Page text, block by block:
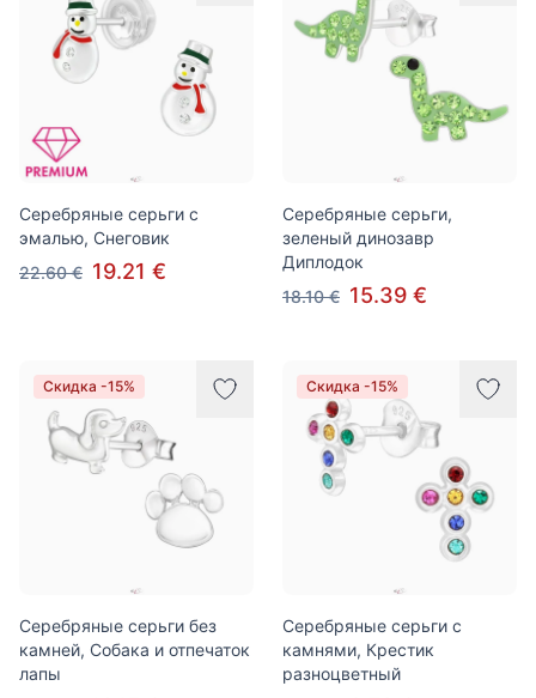
Серебряные серьги с
эмалью, Снеговик
22.60 € 19.21 €
Серебряные серьги,
зеленый динозавр
Диплодок
18.10 € 15.39 €
Скидка -15%
Серебряные серьги без
камней, Собака и отпечаток
лапы
Скидка -15%
Серебряные серьги с
камнями, Крестик
разноцветный